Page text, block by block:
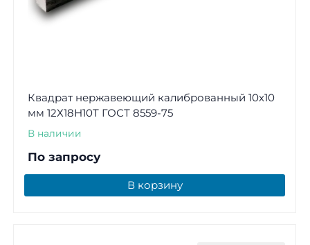
Квадрат нержавеющий калиброванный 10х10
мм 12Х18Н10Т ГОСТ 8559-75
В наличии
По запросу
В корзину